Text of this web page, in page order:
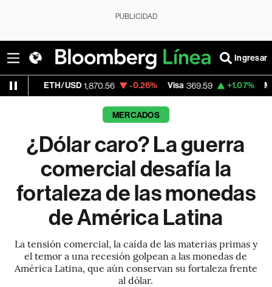
PUBLICIDAD
Ingresar
1,870.56 -0.26% Visa 369.59 +1.07% MercadoLibre
MERCADOS
¿Dólar caro? La guerra
comercial desafía la
fortaleza de las monedas
de América Latina
La tensión comercial, la caída de las materias primas y
el temor a una recesión golpean a las monedas de
América Latina, que aún conservan su fortaleza frente
al dólar.